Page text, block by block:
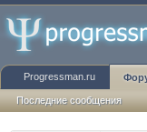
Progressman.ru
Последние сообщения